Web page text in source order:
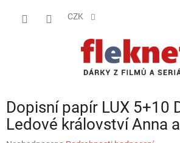
CZK
Dopisní papír LUX 5+10
Ledové království Anna